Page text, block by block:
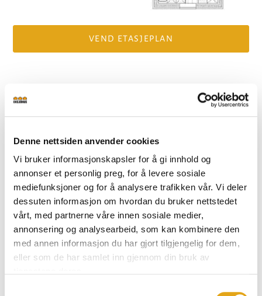
Denne nettsiden anvender cookies
Vi bruker informasjonskapsler for å gi innhold og
annonser et personlig preg, for å levere sosiale
mediefunksjoner og for å analysere trafikken vår. Vi deler
dessuten informasjon om hvordan du bruker nettstedet
vårt, med partnerne våre innen sosiale medier,
annonsering og analysearbeid, som kan kombinere den
med annen informasjon du har gjort tilgjengelig for dem,
eller som de har samlet inn gjennom din bruk av
VEND ETASJEPLAN
FRA INNSIDEN
Se Almvik fra innsiden